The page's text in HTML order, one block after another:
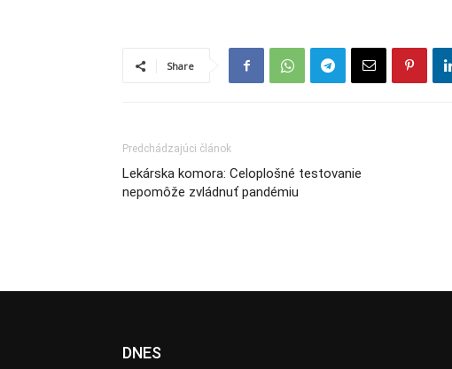
Share
Predchádzajúci článok
Lekárska komora: Celoplošné testovanie
nepomôže zvládnuť pandémiu
DNES